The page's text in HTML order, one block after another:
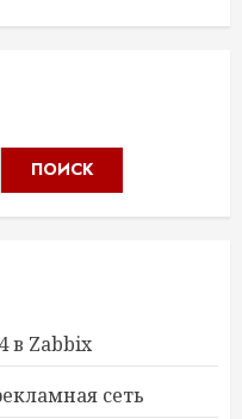
ПОИСК
в Zabbix
сеть